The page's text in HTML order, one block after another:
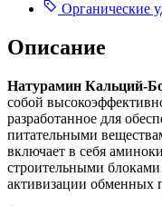
Органические
Описание
Натурамин Кальций-
собой
разработанное для
питательными
включает в себя
строительными блоками
активизации обменных